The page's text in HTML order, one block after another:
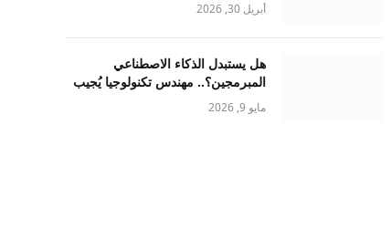
أبريل 30, 2026
هل يستبدل الذكاء الاصطناعي
المبرمجين؟.. مهندس تكنولوجيا يُجيب
مايو 9, 2026